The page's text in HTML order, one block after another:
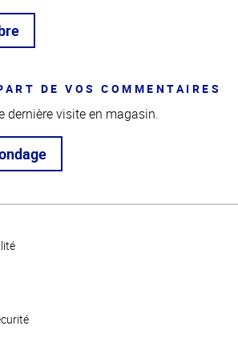
DE VOS COMMENTAIRES
dernière visite en magasin.